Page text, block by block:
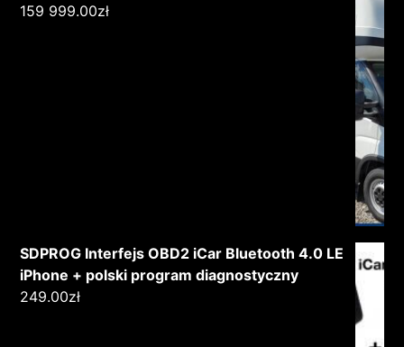
159 999.00zł
SDPROG Interfejs OBD2 iCar Bluetooth 4.0 LE
iPhone + polski program diagnostyczny
249.00zł